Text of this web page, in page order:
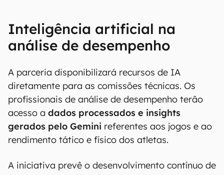
Inteligência artificial na
análise de desempenho
A parceria disponibilizará recursos de IA
diretamente para as comissões técnicas. Os
profissionais de análise de desempenho terão
acesso a dados processados e insights
gerados pelo Gemini referentes aos jogos e ao
rendimento tático e físico dos atletas.
A iniciativa prevê o desenvolvimento contínuo de